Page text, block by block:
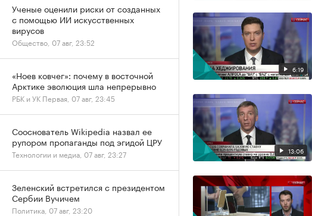
6:19
13:06
Ученые оценили риски от созданных
с помощью ИИ искусственных
вирусов
Общество, 07 авг, 23:52
«Ноев ковчег»: почему в восточной
Арктике эволюция шла непрерывно
РБК и УК Первая, 07 авг, 23:45
Сооснователь Wikipedia назвал ее
рупором пропаганды под эгидой ЦРУ
Технологии и медиа, 07 авг, 23:27
Зеленский встретился с президентом
Сербии Вучичем
Политика, 07 авг, 23:20